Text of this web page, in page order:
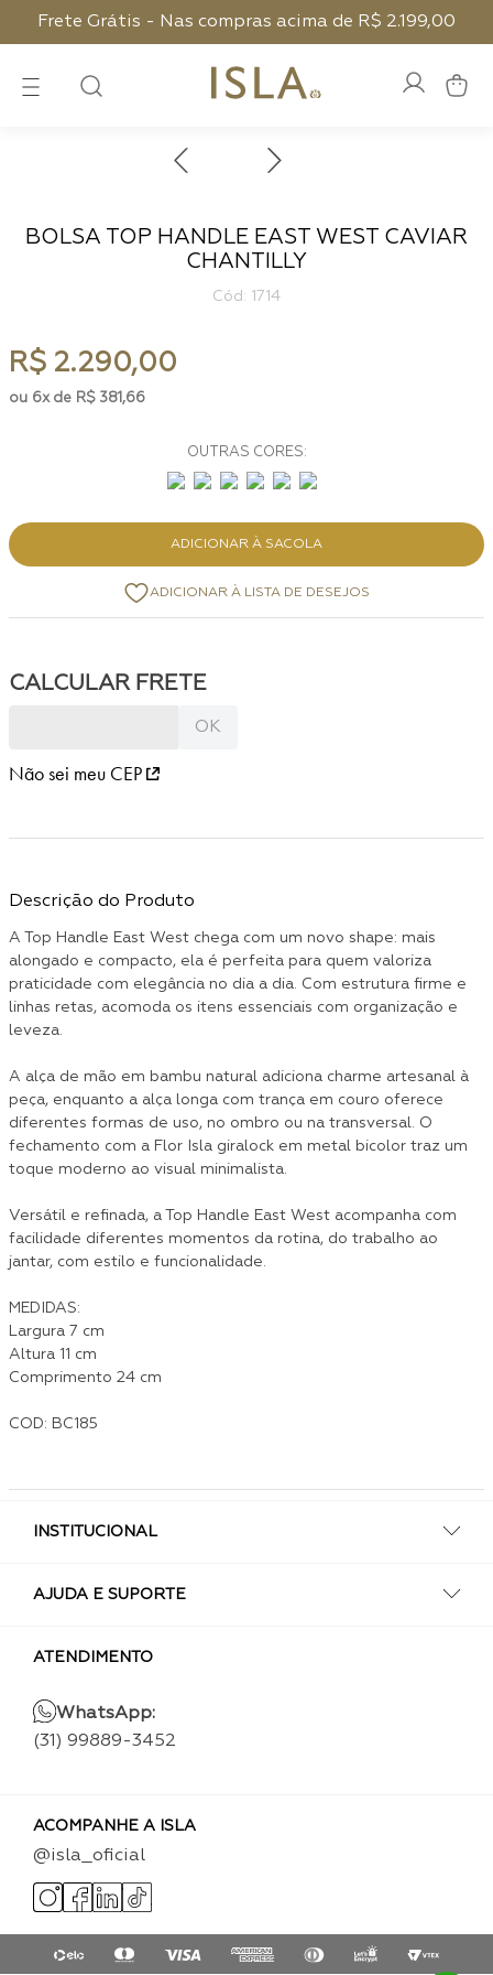
Frete Grátis - Nas compras acima de R$ 2.199,00
BOLSA TOP HANDLE EAST WEST CAVIAR
CHANTILLY
: 1714
R$ 2.290,00
6 R$ 381 ,66
ADICIONAR À SACOLA
Não sei meu CEP
Descrição do Produto
A Top Handle East West chega com um novo shape: mais
alongado e compacto, ela é perfeita para quem valoriza
praticidade com elegância no dia a dia. Com estrutura firme e
linhas retas, acomoda os itens essenciais com organização e
leveza.
A alça de mão em bambu natural adiciona charme artesanal à
peça, enquanto a alça longa com trança em couro oferece
diferentes formas de uso, no ombro ou na transversal. O
fechamento com a Flor Isla giralock em metal bicolor traz um
toque moderno ao visual minimalista.
Versátil e refinada, a Top Handle East West acompanha com
facilidade diferentes momentos da rotina, do trabalho ao
jantar, com estilo e funcionalidade.
MEDIDAS:
Largura 7 cm
Altura 11 cm
Comprimento 24 cm
COD: BC185
INSTITUCIONAL
AJUDA E SUPORTE
ATENDIMENTO
WhatsApp:
(31) 99889-3452
ACOMPANHE A ISLA
@isla_oficial